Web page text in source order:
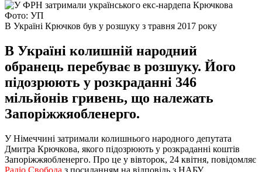
Фото: УП
В Україні Крючков був у розшуку з травня 2017 року
В Україні колишній народний
обранець перебуває в розшуку. Його
підозрюють у розкраданні 346
мільйонів гривень, що належать
Запоріжжяобленерго.
У Німеччині затримали колишнього народного депутата
Дмитра Крючкова, якого підозрюють у розкраданні коштів
Запоріжжяобленерго. Про це у вівторок, 24 квітня, повідомляє
Радіо Свобода з посиланням на відповідь з НАБУ.